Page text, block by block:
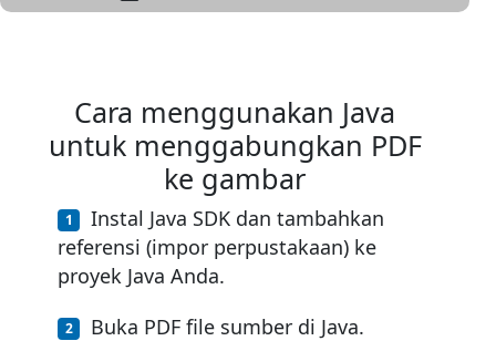
Cara menggunakan Java
untuk menggabungkan PDF
ke gambar
Instal Java SDK dan tambahkan
referensi (impor perpustakaan) ke
proyek Java Anda.
Buka PDF file sumber di Java.